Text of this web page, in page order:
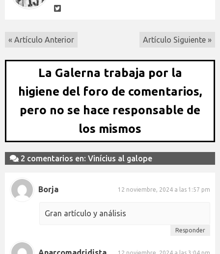
« Artículo Anterior Artículo Siguiente »
La Galerna trabaja por la
higiene del foro de comentarios,
pero no se hace responsable de
los mismos
2 comentarios en: Vinícius al galope
Borja 12 noviembre, 2024 a las 1:57 pm
Gran artículo y análisis
Responder